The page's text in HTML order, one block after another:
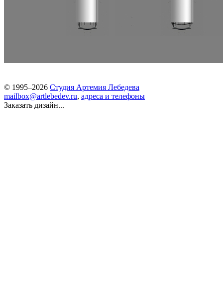
© 1995–2026 Студия Артемия Лебедева
mailbox@artlebedev.ru, адреса и телефоны
Заказать дизайн...